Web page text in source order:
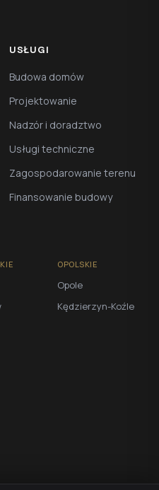
USŁUGI
Budowa domów
Projektowanie
Nadzór i doradztwo
Usługi techniczne
Zagospodarowanie terenu
Finansowanie budowy
OPOLSKIE
Opole
Kędzierzyn-Koźle